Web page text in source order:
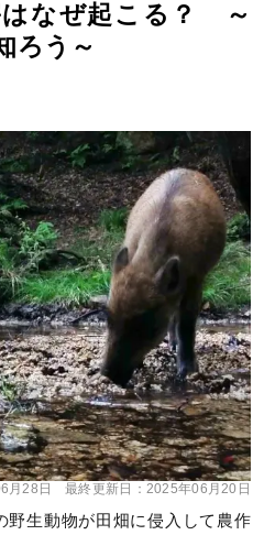
はなぜ起こる？ ～
ろう～
月28日 最終更新日： 2025年06月20日
野生動物が田畑に侵入して農作